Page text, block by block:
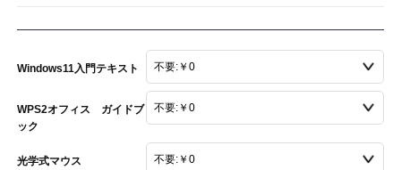
Windows11入門テキスト
WPS2オフィス ガイドブ
ック
光学式マウス